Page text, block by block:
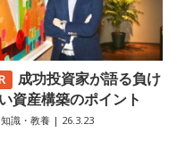
成功投資家が語る負け
資産構築のポイント
知識・教養 | 26.3.23